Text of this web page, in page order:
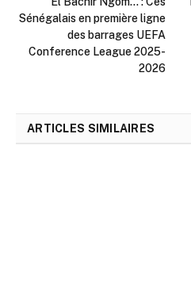
Sénégalais en première ligne
des barrages UEFA
Conference League 2025-
2026
ARTICLES SIMILAIRES